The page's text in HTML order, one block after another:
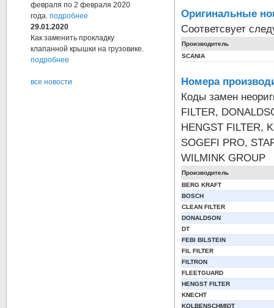
Оригинальные
Соответсвует
Производитель
SCANIA
Номера
Коды замен
FILTER,
HENGST FILTER,
SOGEFI PRO,
WILMINK GROUP
Производитель
BERG KRAFT
BOSCH
CLEAN FILTER
DONALDSON
DT
FEBI BILSTEIN
FIL FILTER
FILTRON
FLEETGUARD
HENGST FILTER
KNECHT
KOLBENSCHMIDT
февраля по 2 февраля 2020
года. подробнее
29.01.2020
Как заменить прокладку
клапанной крышки на грузовике.
подробнее
все новости